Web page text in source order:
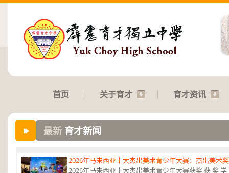
首页 关于育才 育才资讯
最新 育才新闻
2026年马来西亚十大杰出美术青少年大赛：杰出美术
2026年马来西亚十大杰出美术青少年大赛获奖 获 奖